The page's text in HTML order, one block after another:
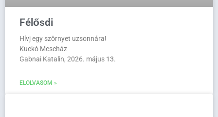
Félősdi
Hívj egy szörnyet uzsonnára!
Kuckó Meseház
Gabnai Katalin, 2026. május 13.
ELOLVASOM »